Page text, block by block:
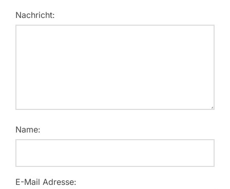
Nachricht:
Name:
E-Mail Adresse: